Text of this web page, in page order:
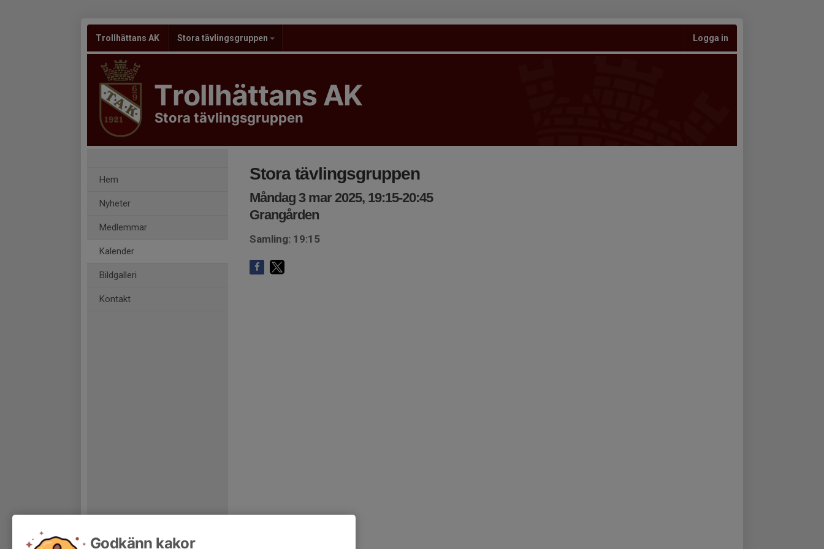
Trollhättans AK Stora tävlingsgruppen Logga in
Trollhättans AK
Stora tävlingsgruppen
Hem
Nyheter
Medlemmar
Kalender
Bildgalleri
Kontakt
Stora tävlingsgruppen
Måndag 3 mar 2025, 19:15-20:45
Grangården
Samling: 19:15
Godkänn kakor